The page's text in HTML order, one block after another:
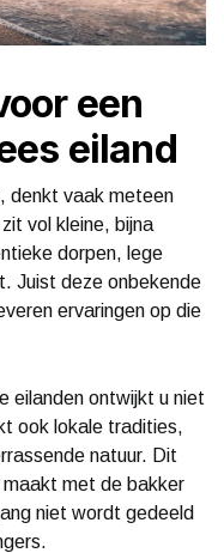
een
eiland
denkt vaak meteen
vol kleine, bijna
dorpen, lege
Juist deze onbekende
ervaringen op die
eilanden ontwijkt u niet
ook lokale tradities,
natuur. Dit
maakt met de bakker
niet wordt gedeeld